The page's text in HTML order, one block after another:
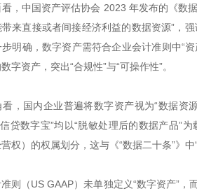
看，中国资产评估协会 2023 年发布的《数
来直接或者间接经济利益的数据资源”，
明确，数字资产需符合企业会计准则中“
字资产，突出“合规性”与“可操作性”。
看，国内企业普遍将数字资产视为“数据资
信贷数字宝”均以“脱敏处理后的数据产品”
权）的权属划分，这与《“数据二十条”》中
则（US GAAP）未单独定义“数字资产”，